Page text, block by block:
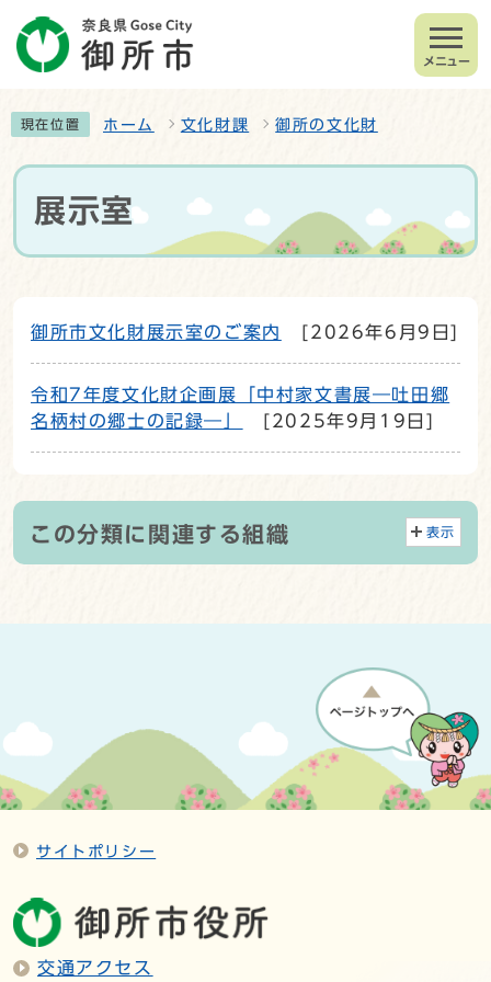
メニュー
現在位置 ホーム 文化財課 御所の文化財
展示室
御所市文化財展示室のご案内 [2026年6月9日]
令和7年度文化財企画展「中村家文書展―吐田郷
名柄村の郷士の記録―」
[2025年9月19日]
この分類に関連する組織 表示
サイトポリシー
交通アクセス